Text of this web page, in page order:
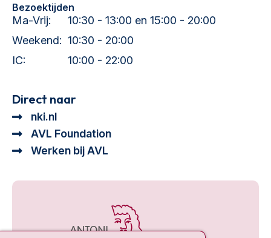
Bezoektijden
Ma-Vrij:
10:30 - 13:00 en 15:00 - 20:00
Weekend: 10:30 - 20:00
IC:
10:00 - 22:00
Direct naar
nki.nl
AVL Foundation
Werken bij AVL